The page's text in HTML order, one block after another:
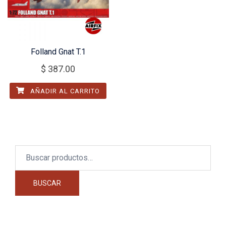
Folland Gnat T.1
$ 387.00
AÑADIR AL CARRITO
BUSCAR